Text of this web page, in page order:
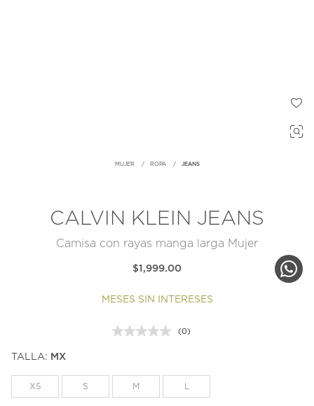
MUJER ROPA JEANS
CALVIN KLEIN JEANS
Camisa con rayas manga larga Mujer
$1,999.00
MESES SIN INTERESES
Sin
la
misma
(0)
TALLA: MX
XS S M